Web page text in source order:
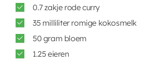
0.7 zakje rode curry
35 milliliter romige kokosmelk
50 gram bloem
1.25 eieren